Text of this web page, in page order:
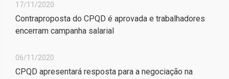
17/11/2020
Contraproposta do CPQD é aprovada e trabalhadores
encerram campanha salarial
06/11/2020
CPQD apresentará resposta para a negociação na